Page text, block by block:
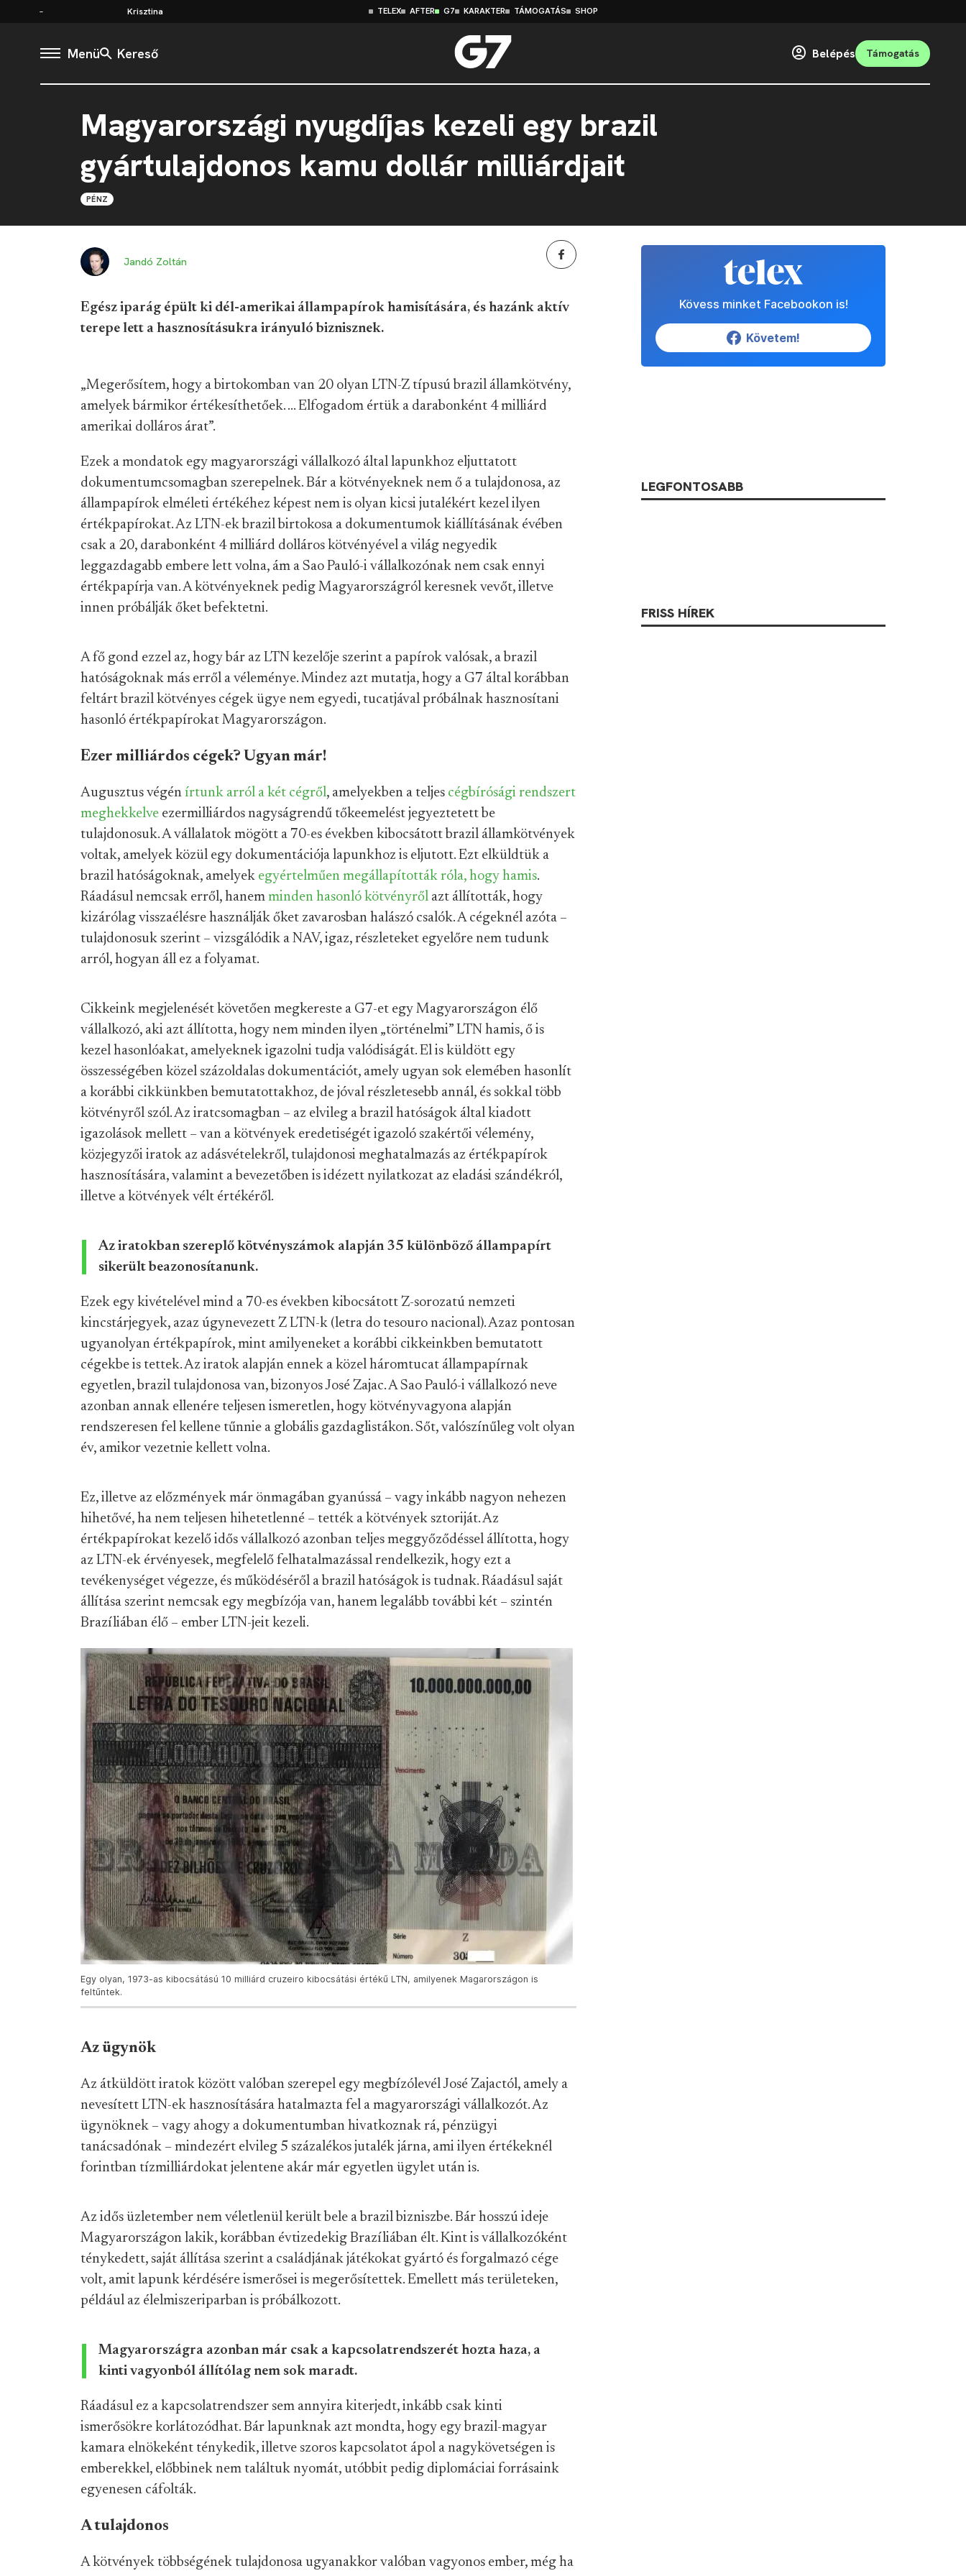
Krisztina TELEX AFTER G7 KARAKTER TÁMOGATÁS SHOP
Menü Kereső Belépés Támogatás
Magyarországi nyugdíjas kezeli egy brazil
gyártulajdonos kamu dollár milliárdjait
PÉNZ
Jandó Zoltán
Egész iparág épült ki dél-amerikai állampapírok hamisítására, és hazánk aktív
terepe lett a hasznosításukra irányuló biznisznek.
„Megerősítem, hogy a birtokomban van 20 olyan LTN-Z típusú brazil államkötvény,
amelyek bármikor értékesíthetőek. … Elfogadom értük a darabonként 4 milliárd
amerikai dolláros árat”.
Ezek a mondatok egy magyarországi vállalkozó által lapunkhoz eljuttatott
dokumentumcsomagban szerepelnek. Bár a kötvényeknek nem ő a tulajdonosa, az
állampapírok elméleti értékéhez képest nem is olyan kicsi jutalékért kezel ilyen
értékpapírokat. Az LTN-ek brazil birtokosa a dokumentumok kiállításának évében
csak a 20, darabonként 4 milliárd dolláros kötvényével a világ negyedik
leggazdagabb embere lett volna, ám a Sao Pauló-i vállalkozónak nem csak ennyi
értékpapírja van. A kötvényeknek pedig Magyarországról keresnek vevőt, illetve
innen próbálják őket befektetni.
A fő gond ezzel az, hogy bár az LTN kezelője szerint a papírok valósak, a brazil
hatóságoknak más erről a véleménye. Mindez azt mutatja, hogy a G7 által korábban
feltárt brazil kötvényes cégek ügye nem egyedi, tucatjával próbálnak hasznosítani
hasonló értékpapírokat Magyarországon.
Ezer milliárdos cégek? Ugyan már!
Augusztus végén írtunk arról a két cégről, amelyekben a teljes cégbírósági rendszert
meghekkelve ezermilliárdos nagyságrendű tőkeemelést jegyeztetett be
tulajdonosuk. A vállalatok mögött a 70-es években kibocsátott brazil államkötvények
voltak, amelyek közül egy dokumentációja lapunkhoz is eljutott. Ezt elküldtük a
brazil hatóságoknak, amelyek egyértelműen megállapították róla, hogy hamis.
Ráadásul nemcsak erről, hanem minden hasonló kötvényről azt állították, hogy
kizárólag visszaélésre használják őket zavarosban halászó csalók. A cégeknél azóta –
tulajdonosuk szerint – vizsgálódik a NAV, igaz, részleteket egyelőre nem tudunk
arról, hogyan áll ez a folyamat.
Cikkeink megjelenését követően megkereste a G7-et egy Magyarországon élő
vállalkozó, aki azt állította, hogy nem minden ilyen „történelmi” LTN hamis, ő is
kezel hasonlóakat, amelyeknek igazolni tudja valódiságát. El is küldött egy
összességében közel százoldalas dokumentációt, amely ugyan sok elemében hasonlít
a korábbi cikkünkben bemutatottakhoz, de jóval részletesebb annál, és sokkal több
kötvényről szól. Az iratcsomagban – az elvileg a brazil hatóságok által kiadott
igazolások mellett – van a kötvények eredetiségét igazoló szakértői vélemény,
közjegyzői iratok az adásvételekről, tulajdonosi meghatalmazás az értékpapírok
hasznosítására, valamint a bevezetőben is idézett nyilatkozat az eladási szándékról,
illetve a kötvények vélt értékéről.
Az iratokban szereplő kötvényszámok alapján 35 különböző állampapírt
sikerült beazonosítanunk.
Ezek egy kivételével mind a 70-es években kibocsátott Z-sorozatú nemzeti
kincstárjegyek, azaz úgynevezett Z LTN-k (letra do tesouro nacional). Azaz pontosan
ugyanolyan értékpapírok, mint amilyeneket a korábbi cikkeinkben bemutatott
cégekbe is tettek. Az iratok alapján ennek a közel háromtucat állampapírnak
egyetlen, brazil tulajdonosa van, bizonyos José Zajac. A Sao Pauló-i vállalkozó neve
azonban annak ellenére teljesen ismeretlen, hogy kötvényvagyona alapján
rendszeresen fel kellene tűnnie a globális gazdaglistákon. Sőt, valószínűleg volt olyan
év, amikor vezetnie kellett volna.
Ez, illetve az előzmények már önmagában gyanússá – vagy inkább nagyon nehezen
hihetővé, ha nem teljesen hihetetlenné – tették a kötvények sztoriját. Az
értékpapírokat kezelő idős vállalkozó azonban teljes meggyőződéssel állította, hogy
az LTN-ek érvényesek, megfelelő felhatalmazással rendelkezik, hogy ezt a
tevékenységet végezze, és működéséről a brazil hatóságok is tudnak. Ráadásul saját
állítása szerint nemcsak egy megbízója van, hanem legalább további két – szintén
Brazíliában élő – ember LTN-jeit kezeli.
Egy olyan, 1973-as kibocsátású 10 milliárd cruzeiro kibocsátási értékű LTN, amilyenek Magarországon is
feltűntek.
Az ügynök
Az átküldött iratok között valóban szerepel egy megbízólevél José Zajactól, amely a
nevesített LTN-ek hasznosítására hatalmazta fel a magyarországi vállalkozót. Az
ügynöknek – vagy ahogy a dokumentumban hivatkoznak rá, pénzügyi
tanácsadónak – mindezért elvileg 5 százalékos jutalék járna, ami ilyen értékeknél
forintban tízmilliárdokat jelentene akár már egyetlen ügylet után is.
Az idős üzletember nem véletlenül került bele a brazil bizniszbe. Bár hosszú ideje
Magyarországon lakik, korábban évtizedekig Brazíliában élt. Kint is vállalkozóként
ténykedett, saját állítása szerint a családjának játékokat gyártó és forgalmazó cége
volt, amit lapunk kérdésére ismerősei is megerősítettek. Emellett más területeken,
például az élelmiszeriparban is próbálkozott.
Magyarországra azonban már csak a kapcsolatrendszerét hozta haza, a
kinti vagyonból állítólag nem sok maradt.
Ráadásul ez a kapcsolatrendszer sem annyira kiterjedt, inkább csak kinti
ismerősökre korlátozódhat. Bár lapunknak azt mondta, hogy egy brazil-magyar
kamara elnökeként ténykedik, illetve szoros kapcsolatot ápol a nagykövetségen is
emberekkel, előbbinek nem találtuk nyomát, utóbbit pedig diplomáciai forrásaink
egyenesen cáfolták.
A tulajdonos
A kötvények többségének tulajdonosa ugyanakkor valóban vagyonos ember, még ha
Kövess minket Facebookon is!
Követem!
LEGFONTOSABB
FRISS HÍREK